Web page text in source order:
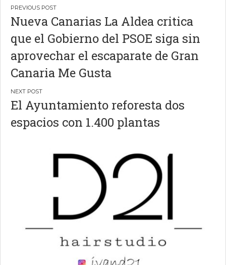
Navegación
de
entradas
Nueva Canarias La Aldea critica
que el Gobierno del PSOE siga sin
aprovechar el escaparate de Gran
Canaria Me Gusta
El Ayuntamiento reforesta dos
espacios con 1.400 plantas